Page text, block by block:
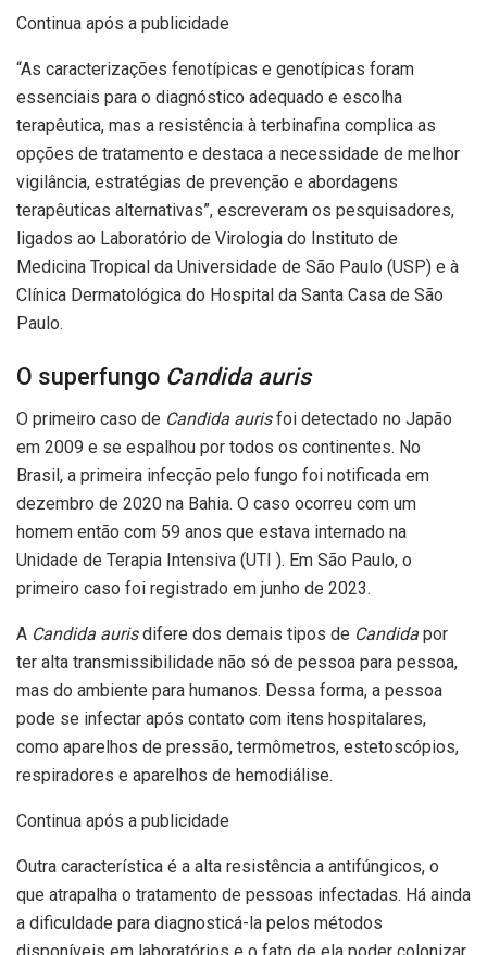
Continua após a publicidade
“As caracterizações fenotípicas e genotípicas foram
essenciais para o diagnóstico adequado e escolha
terapêutica, mas a resistência à terbinafina complica as
opções de tratamento e destaca a necessidade de melhor
vigilância, estratégias de prevenção e abordagens
terapêuticas alternativas”, escreveram os pesquisadores,
ligados ao Laboratório de Virologia do Instituto de
Medicina Tropical da Universidade de São Paulo (USP) e à
Clínica Dermatológica do Hospital da Santa Casa de São
Paulo.
O superfungo Candida auris
O primeiro caso de Candida aurisfoi detectado no Japão
em 2009 e se espalhou por todos os continentes. No
Brasil, a primeira infecção pelo fungo foi notificada em
dezembro de 2020 na Bahia. O caso ocorreu com um
homem então com 59 anos que estava internado na
Unidade de Terapia Intensiva (UTI ). Em São Paulo, o
primeiro caso foi registrado em junho de 2023.
A Candida aurisdifere dos demais tipos de Candida por
ter alta transmissibilidade não só de pessoa para pessoa,
mas do ambiente para humanos. Dessa forma, a pessoa
pode se infectar após contato com itens hospitalares,
como aparelhos de pressão, termômetros, estetoscópios,
respiradores e aparelhos de hemodiálise.
Continua após a publicidade
Outra característica é a alta resistência a antifúngicos, o
que atrapalha o tratamento de pessoas infectadas. Há ainda
a dificuldade para diagnosticá-la pelos métodos